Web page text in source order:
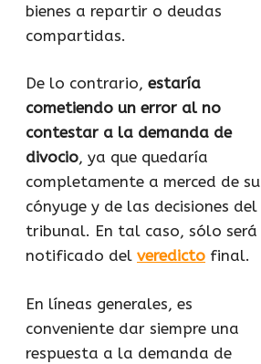
bienes a repartir o deudas
compartidas.
De lo contrario, estaría
cometiendo un error al no
contestar a la demanda de
divocio, ya que quedaría
completamente a merced de su
cónyuge y de las decisiones del
tribunal. En tal caso, sólo será
notificado del veredicto final.
En líneas generales, es
conveniente dar siempre una
respuesta a la demanda de